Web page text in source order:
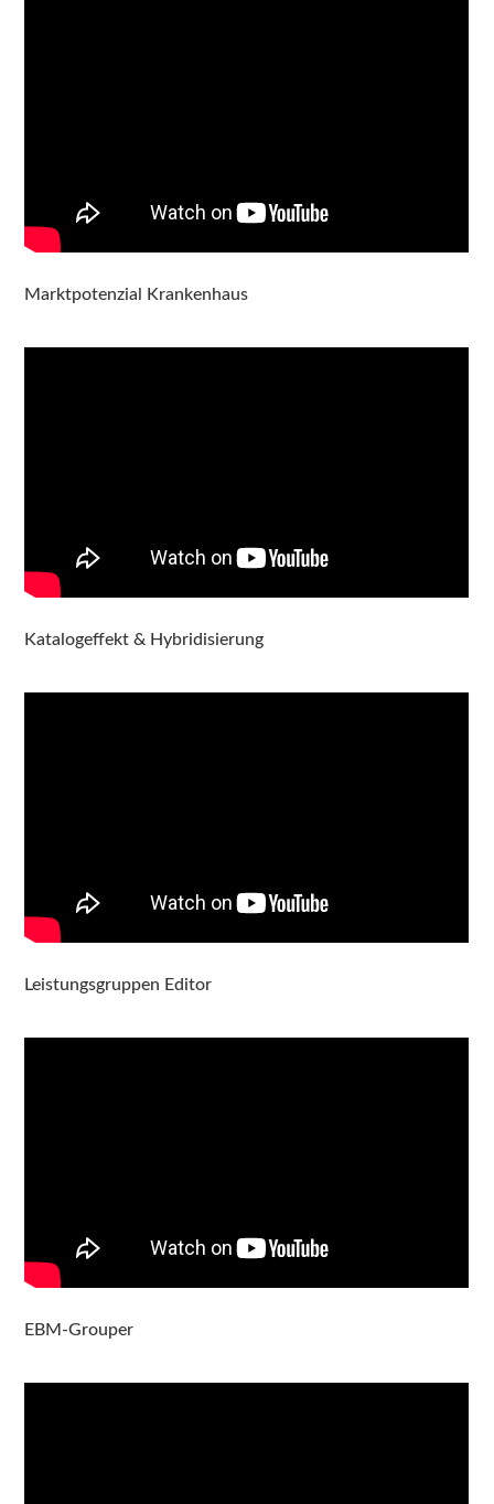
Marktpotenzial Krankenhaus
Katalogeffekt & Hybridisierung
Leistungsgruppen Editor
EBM-Grouper